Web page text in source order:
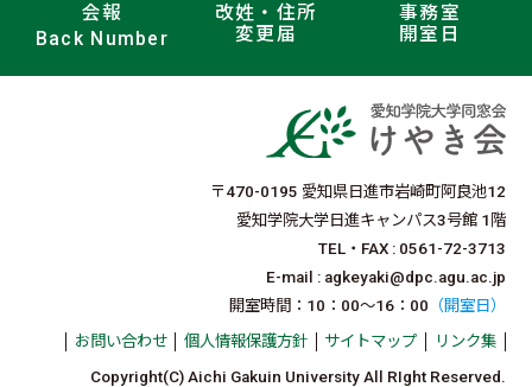
会報
Back Number
改姓・住所
変更届
事務室
開室日
〒470-0195 愛知県日進市岩崎町阿良池12
愛知学院大学日進キャンパス3号館 1階
TEL・FAX : 0561-72-3713
E-mail : agkeyaki@dpc.agu.ac.jp
開室時間：10：00〜16：00 （開室日）
お問い合わせ 個人情報保護方針 サイトマップ リンク集
Copyright(C) Aichi Gakuin University All RIght Reserved.